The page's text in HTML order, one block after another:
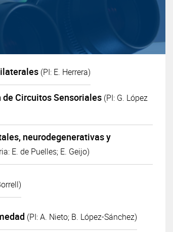
(PI: E. Herrera)
Circuitos Sensoriales (PI: G. López
neurodegenerativas y
E. de Puelles; E. Geijo)
(PI: A. Nieto; B. López-Sánchez)